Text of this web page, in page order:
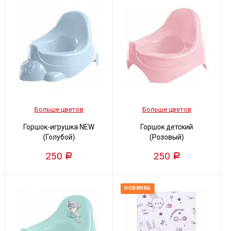
Больше цветов
Горшок-игрушка NEW
(Голубой)
250 Р
Больше цветов
Горшок детский
(Розовый)
250 Р
НОВИНКА